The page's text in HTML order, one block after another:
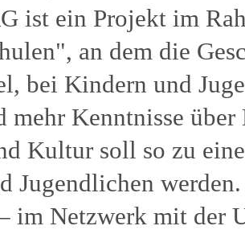
ist ein Projekt im
an dem die
bei Kindern und
mehr Kenntnisse
Kultur soll so zu
Jugendlichen
im Netzwerk mit der